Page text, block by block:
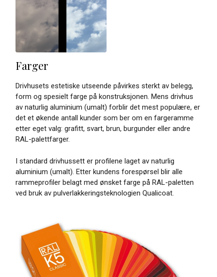
Farger
Drivhusets estetiske utseende påvirkes sterkt av belegg,
form og spesielt farge på konstruksjonen. Mens drivhus
av naturlig aluminium (umalt) forblir det mest populære, er
det et økende antall kunder som ber om en fargeramme
etter eget valg: grafitt, svart, brun, burgunder eller andre
RAL-palettfarger.
I standard drivhussett er profilene laget av naturlig
aluminium (umalt). Etter kundens forespørsel blir alle
rammeprofiler belagt med ønsket farge på RAL-paletten
ved bruk av pulverlakkeringsteknologien Qualicoat.